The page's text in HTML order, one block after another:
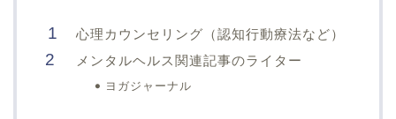
心理カウンセリング（認知行動療法など）
メンタルヘルス関連記事のライター
ヨガジャーナル